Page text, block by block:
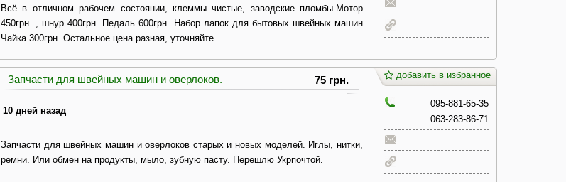
Всё в отличном рабочем состоянии, клеммы чистые, заводские пломбы.Мотор
450грн. , шнур 400грн. Педаль 600грн. Набор лапок для бытовых швейных машин
Чайка 300грн. Остальное цена разная, уточняйте...
Запчасти для швейных машин и оверлоков. 75 грн.
10 дней назад
Запчасти для швейных машин и оверлоков старых и новых моделей. Иглы, нитки,
ремни. Или обмен на продукты, мыло, зубную пасту. Перешлю Укрпочтой.
добавить в избранное
095-881-65-35
063-283-86-71